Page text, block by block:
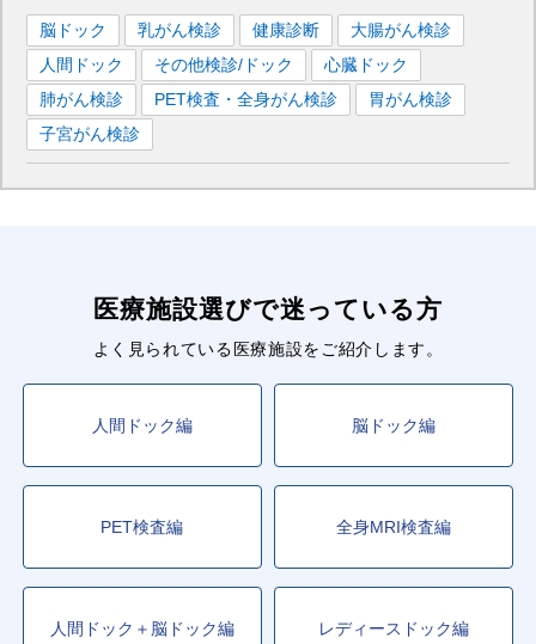
脳ドック 乳がん検診 健康診断
大腸がん検診
人間ドック
その他検診/ドック
心臓ドック
肺がん検診
PET検査・全身がん検診
胃がん検診
子宮がん検診
医療施設選びで迷っている方
よく見られている医療施設をご紹介します。
人間ドック編 脳ドック編
PET検査編 全身MRI検査編
人間ドック＋脳ドック編 レディースドック編